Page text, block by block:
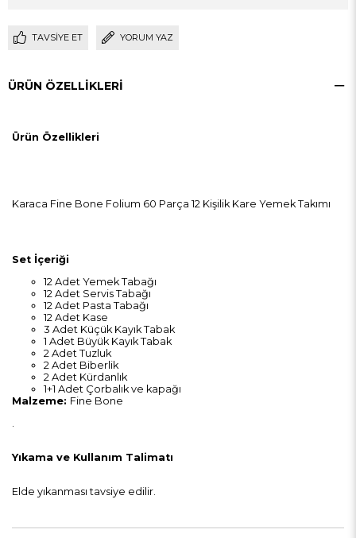
TAVSIYE ET YORUM YAZ
ÜRÜN ÖZELLIKLERI
Ürün Özellikleri
Karaca Fine Bone Folium 60 Parça 12 Kişilik Kare Yemek Takımı
Set İçeriği
12 Adet Yemek Tabağı
12 Adet Servis Tabağı
12 Adet Pasta Tabağı
12 Adet Kase
3 Adet Küçük Kayık Tabak
1 Adet Büyük Kayık Tabak
2 Adet Tuzluk
2 Adet Biberlik
2 Adet Kürdanlık
1+1 Adet Çorbalık ve kapağı
Malzeme: Fine Bone
.
Yıkama ve Kullanım Talimatı
Elde yıkanması tavsiye edilir.